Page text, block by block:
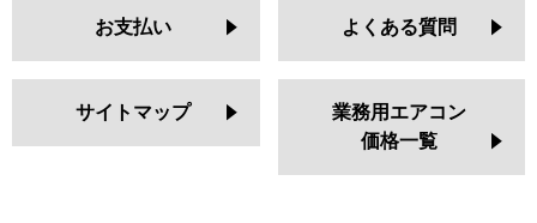
お支払い よくある質問
サイトマップ
業務用エアコン
価格一覧